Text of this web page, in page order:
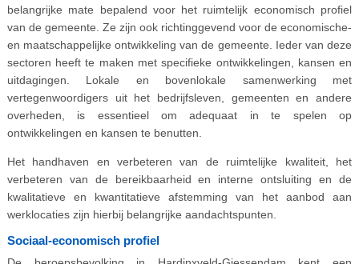
belangrijke mate bepalend voor het ruimtelijk economisch profiel
van de gemeente. Ze zijn ook richtinggevend voor de economische-
en maatschappelijke ontwikkeling van de gemeente. Ieder van deze
sectoren heeft te maken met specifieke ontwikkelingen, kansen en
uitdagingen. Lokale en bovenlokale samenwerking met
vertegenwoordigers uit het bedrijfsleven, gemeenten en andere
overheden, is essentieel om adequaat in te spelen op
ontwikkelingen en kansen te benutten.
Het handhaven en verbeteren van de ruimtelijke kwaliteit, het
verbeteren van de bereikbaarheid en interne ontsluiting en de
kwalitatieve en kwantitatieve afstemming van het aanbod aan
werklocaties zijn hierbij belangrijke aandachtspunten.
Sociaal-economisch profiel